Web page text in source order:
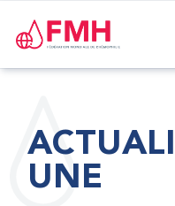
UNE